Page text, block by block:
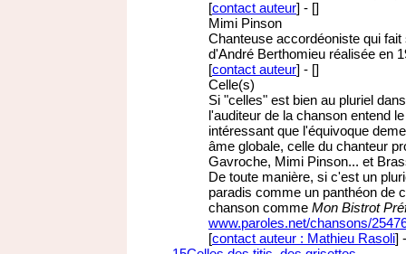
[contact auteur] - []
Mimi Pinson
Chanteuse accordéoniste qui
d'André Berthomieu réalisée en
[contact auteur] - []
Celle(s)
Si "celles" est bien au pluriel
l'auditeur de la chanson entend
intéressant que l'équivoque
âme globale, celle du chanteur
Gavroche, Mimi Pinson... et
De toute manière, si c'est un
paradis comme un panthéon de
chanson comme Mon Bistrot
www.paroles.net/chansons/
[contact auteur : Mathieu Rasoli]